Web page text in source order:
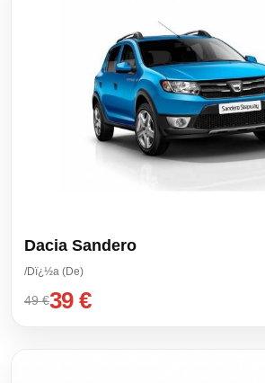
Dacia Sandero
/Dï¿½a (De)
49 €39 €